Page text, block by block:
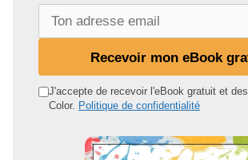
d
Recevoir mon eBook
J'accepte de recevoir l'eBook gratuit et
Color. Politique de confidentialité